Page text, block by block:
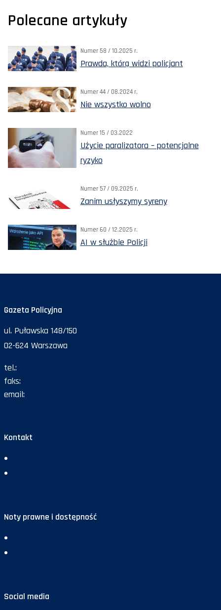
Polecane artykuły
Numer 58 / 10.2025 r.
Prawda, którą widzi policjant
Numer 44 / 08.2024 r.
Nie wszystko wolno
Numer 15 / 03.2022
Użycie paralizatora – potencjalne
ryzyko
Numer 57 / 09.2025 r.
Zanim usłyszymy syreny
Numer 60 / 12.2025 r.
AI w służbie Policji
Gazeta Policyjna
ul. Puławska 148/150
02-624 Warszawa
tel.:
faks:
email:
Kontakt
Noty prawne i dostępność
Social media